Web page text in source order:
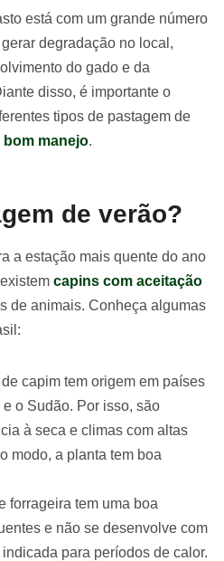
está com um grande número
degradação no local,
do gado e da
disso, é importante o
tipos de pastagem de
manejo.
de verão?
a estação mais quente do ano
capins com aceitação
de animais. Conheça algumas
capim tem origem em países
o Sudão. Por isso, são
à seca e climas com altas
modo, a planta tem boa
forrageira tem uma boa
e não se desenvolve com
para períodos de calor.